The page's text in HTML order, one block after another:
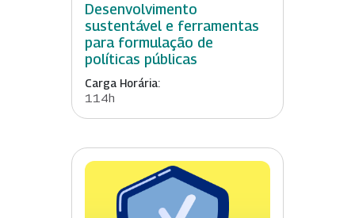
Desenvolvimento
sustentável e ferramentas
para formulação de
políticas públicas
Carga Horária:
114h